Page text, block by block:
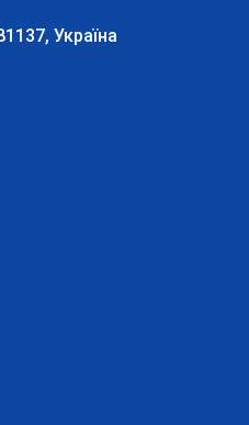
Україна